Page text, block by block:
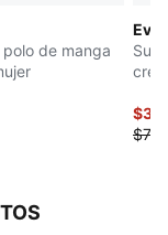
de manga